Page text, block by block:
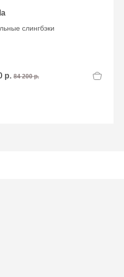
слингбэки
р. 84 200 р.